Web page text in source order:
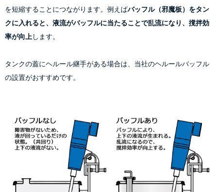
を短縮することにつながります。例えばバッフル（邪魔板）をタン
クに入れると、液流がバッフルに当たることで乱流になり、撹拌効
率が向上 します。
タンクの蓋にヘルール継手がある場合は、当社のヘルールバッフル
の設置がおすすめです。